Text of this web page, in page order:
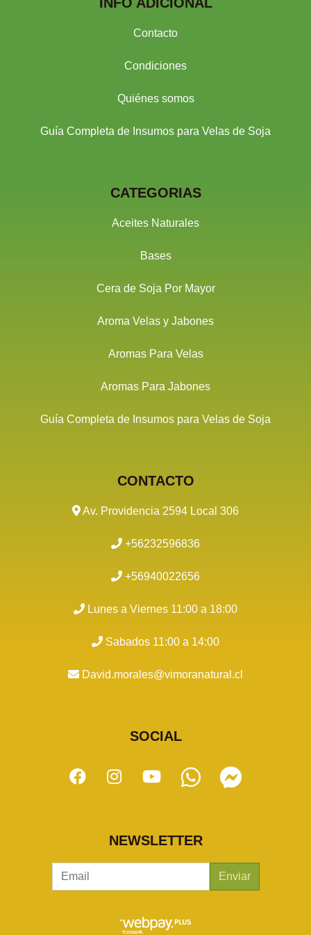
Contacto
Condiciones
Quiénes somos
Guía Completa de Insumos para Velas de Soja
CATEGORIAS
Aceites Naturales
Bases
Cera de Soja Por Mayor
Aroma Velas y Jabones
Aromas Para Velas
Aromas Para Jabones
Guía Completa de Insumos para Velas de Soja
CONTACTO
Av. Providencia 2594 Local 306
+56232596836
+56940022656
Lunes a Viernes 11:00 a 18:00
Sabados 11:00 a 14:00
David.morales@vimoranatural.cl
SOCIAL
NEWSLETTER
Enviar